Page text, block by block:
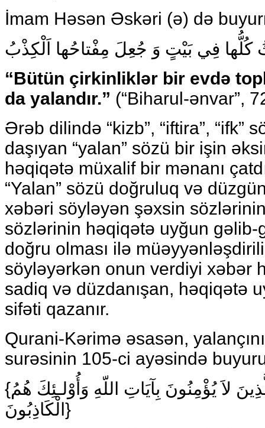
İmam Həsən Əskəri (ə) də
كُلُّها فِي بَيْتٍ وَ جُعِلَ مِفْتاحُها اَلْكِذْبُ
“Bütün çirkinliklər bir evdə
da yalandır.” (“Biharul-ənvar”,
Ərəb dilində “kizb”, “iftira”, “ifk”
daşıyan “yalan” sözü bir işin
həqiqətə müxalif bir mənanı
“Yalan” sözü doğruluq və
xəbəri söyləyən şəxsin sözlərinin
sözlərinin həqiqətə uyğun
doğru olması ilə
söyləyərkən onun verdiyi xəbər
sadiq və düzdanışan, həqiqətə
sifəti qazanır.
Qurani-Kərimə əsasən,
surəsinin 105-ci ayəsində
{إِنَّمَا يَفْتَرِي الْكَذِبَ الَّذِينَ لاَ يُؤْمِنُونَ بِآيَاتِ اللّهِ وَأُوْلـئِكَ هُمُ
الْكَاذِبُونَ}